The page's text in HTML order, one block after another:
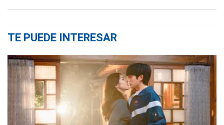
TE PUEDE INTERESAR